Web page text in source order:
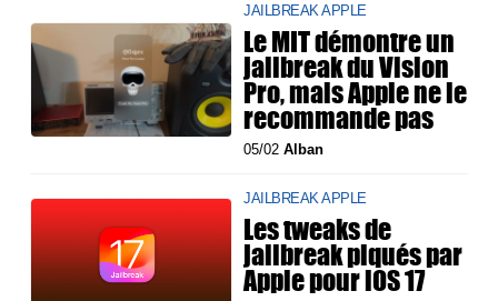
JAILBREAK APPLE
Le MIT démontre un
jailbreak du Vision
Pro, mais Apple ne le
recommande pas
05/02Alban
JAILBREAK APPLE
Les tweaks de
jailbreak piqués par
Apple pour iOS 17